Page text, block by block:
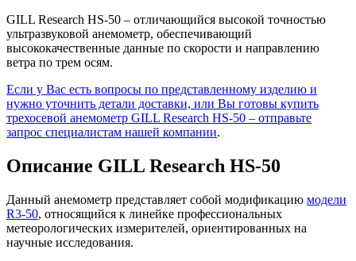
GILL Research HS-50 – отличающийся высокой точностью
ультразвуковой анемометр, обеспечивающий
высококачественные данные по скорости и направлению
ветра по трем осям.
Если у Вас есть вопросы по представленному изделию и
нужно уточнить детали доставки, или Вы готовы купить
трехосевой анемометр GILL Research HS-50 – отправьте
запрос специалистам нашей компании.
Описание GILL Research HS-50
Данный анемометр представляет собой модификацию модели
R3-50, относящийся к линейке профессиональных
метеорологических измерителей, ориентированных на
научные исследования.